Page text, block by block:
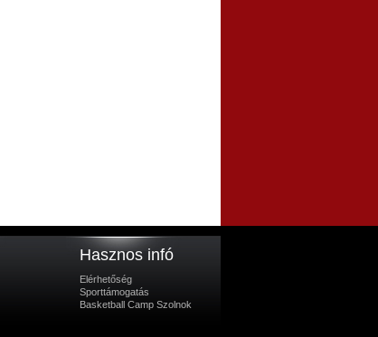
Hasznos infó
Elérhetőség
Sporttámogatás
Basketball Camp Szolnok